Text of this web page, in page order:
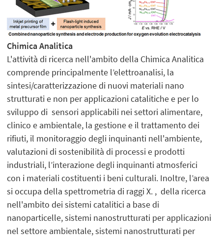
Chimica Analitica
L'attività di ricerca nell'ambito della Chimica Analitica
comprende principalmente l’elettroanalisi, la
sintesi/caratterizzazione di nuovi materiali nano
strutturati e non per applicazioni catalitiche e per lo
sviluppo di sensori applicabili nei settori alimentare,
clinico e ambientale, la gestione e il trattamento dei
rifiuti, il monitoraggio degli inquinanti nell'ambiente,
valutazioni di sostenibilità di processi e prodotti
industriali, l’interazione degli inquinanti atmosferici
con i materiali costituenti i beni culturali. Inoltre, l’area
si occupa della spettrometria di raggi X. , della ricerca
nell'ambito dei sistemi catalitici a base di
nanoparticelle, sistemi nanostrutturati per applicazioni
nel settore ambientale, sistemi nanostrutturati per